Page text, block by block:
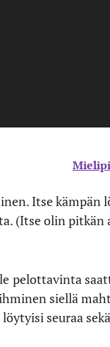
Itse kämpän
(Itse olin pitkän
pelottavinta
siellä
seuraa